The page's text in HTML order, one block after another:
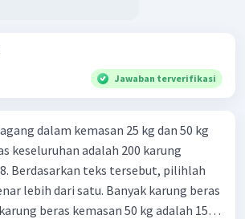
Jawaban terverifikasi
dalam kemasan 25 kg dan 50 kg
keseluruhan adalah 200 karung
Berdasarkan teks tersebut, pilihlah
lebih dari satu. Banyak karung beras
beras kemasan 50 kg adalah 150